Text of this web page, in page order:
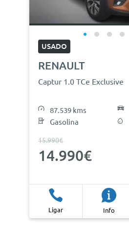
USADO
RENAULT
Captur 1.0 TCe Exclusive
87.539 kms
Gasolina
15.990€
14.990€
Ligar Info